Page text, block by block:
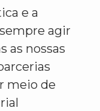
e a
agir
as nossas
meio de